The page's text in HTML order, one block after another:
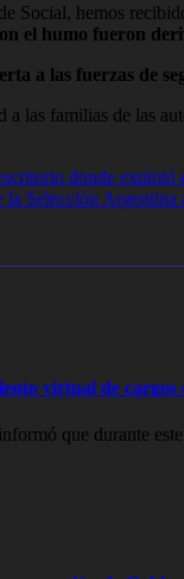
Social, hemos
el humo fueron
a las fuerzas de
las familias de las
donde explotó
Selección Argentina
virtual de cargos
que durante